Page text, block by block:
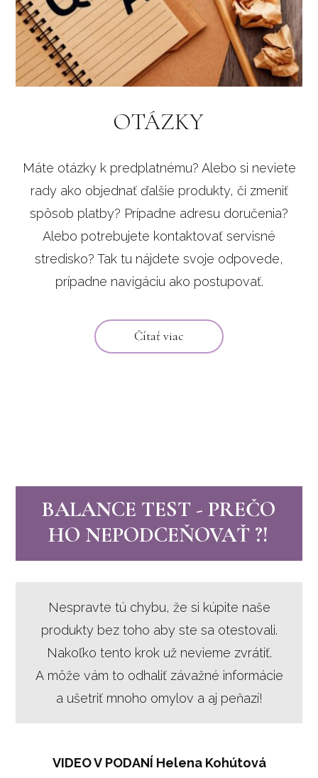
OTÁZKY
Máte otázky k predplatnému? Alebo si neviete
rady ako objednať ďalšie produkty, či zmeniť
spôsob platby? Prípadne adresu doručenia?
Alebo potrebujete kontaktovať servisné
stredisko? Tak tu nájdete svoje odpovede,
prípadne navigáciu ako postupovať.
Čítať viac
BALANCE TEST - PREČO
HO NEPODCEŇOVAŤ ?!
Nespravte tú chybu, že si kúpite naše
produkty bez toho aby ste sa otestovali.
Nakoľko tento krok už nevieme zvrátiť.
A môže vám to odhaliť závažné informácie
a ušetriť mnoho omylov a aj peňazí!
VIDEO V PODANÍ Helena Kohútová